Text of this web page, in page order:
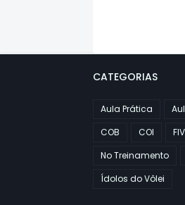
CATEGORIAS
Aula Prática
COB
COI
No Treinamento
Ídolos do Vôlei